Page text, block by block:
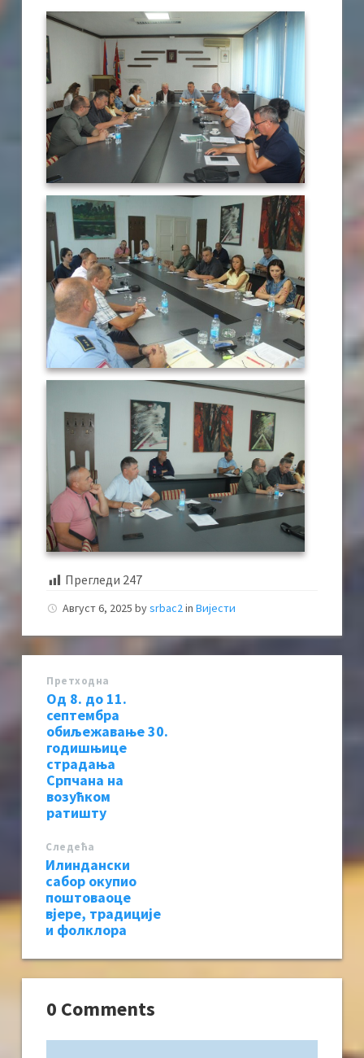
Прегледи 247
Август 6, 2025 bysrbac2 in Вијести
Претходна
Од 8. до 11.
септембра
обиљежавање 30.
годишњице
страдања
Српчана на
возућком
ратишту
Следећa
Илиндански
сабор окупио
поштоваоце
вјере, традиције
и фолклора
0 Comments